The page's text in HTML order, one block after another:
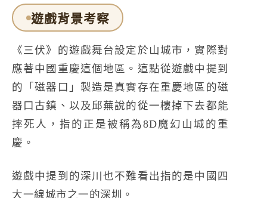
遊戲背景考察
《三伏》的遊戲舞台設定於山城市，實際對
應著中國重慶這個地區。這點從遊戲中提到
的「磁器口」製造是真實存在重慶地區的磁
器口古鎮、以及邱蕪說的從一樓掉下去都能
摔死人，指的正是被稱為8D魔幻山城的重
慶。
遊戲中提到的深川也不難看出指的是中國四
大一線城市之一的深圳。